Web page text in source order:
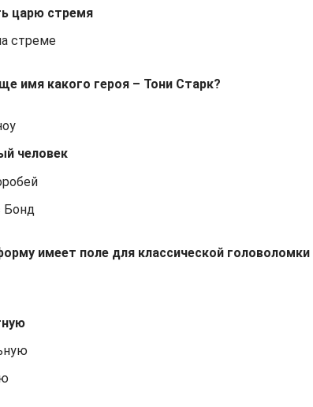
царю стремя
стреме
имя какого героя – Тони Старк?
человек
имеет поле для классической головоломки